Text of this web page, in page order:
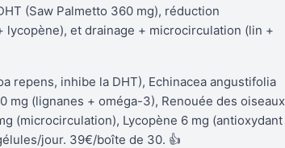
(Saw Palmetto 360 mg), réduction
lycopène), et drainage + microcirculation (lin +
repens, inhibe la DHT), Echinacea angustifolia
mg (lignanes + oméga-3), Renouée des oiseaux
(microcirculation), Lycopène 6 mg (antioxydant
jour. 39€/boîte de 30. 👍